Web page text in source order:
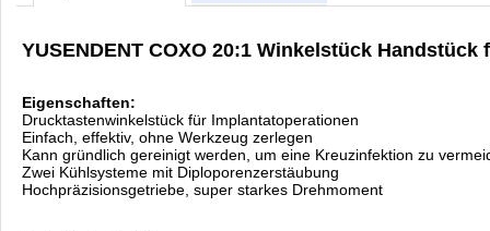
YUSENDENT COXO 20:1 Winkelstück
Eigenschaften:
Drucktastenwinkelstück für Implantatoperationen
Einfach, effektiv, ohne Werkzeug zerlegen
Kann gründlich gereinigt werden, um eine Kreuzinfektion zu
Zwei Kühlsysteme mit Diploporenzerstäubung
Hochpräzisionsgetriebe, super starkes Drehmoment